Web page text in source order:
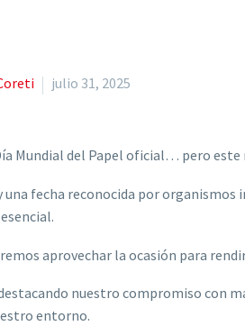
julio 31, 2025
Mundial del Papel oficial… pero
una fecha reconocida por
aprovechar la ocasión para
nuestro compromiso con
entorno.